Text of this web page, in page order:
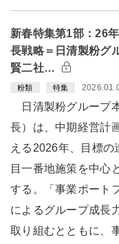
新春特集第1部：26
長戦略＝日清製粉グ
賢二社…
粉類 特集
日清製粉グループ
長）は、中期経営計
える2026年、目標の
目一番地施策を中心
する。「事業ポート
によるグループ成長
取り組むとともに、